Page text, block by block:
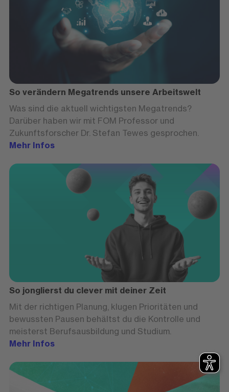
So verändern Megatrends unsere Arbeitswelt
Was sind die aktuell wichtigsten Megatrends?
Darüber haben wir mit FOM Professor und
Zukunftsforscher Dr. Stefan Tewes gesprochen.
Mehr Infos
So jonglierst du clever mit deiner Zeit
Mit der richtigen Planung, klugen Prioritäten und
bewussten Pausen behältst du die Kontrolle und
meisterst Berufsausbildung und Studium.
Mehr Infos